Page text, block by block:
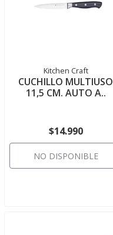
Kitchen Craft
CUCHILLO MULTIUSO
11,5 CM. AUTO A..
$14.990
NO DISPONIBLE